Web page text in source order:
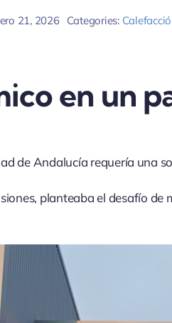
21, 2026 Categories:
en un
de Andalucía requería una
planteaba el desafío